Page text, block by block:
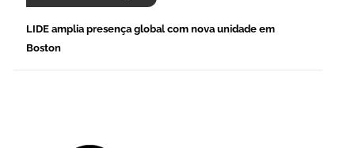
LIDE amplia presença global com nova unidade em
Boston